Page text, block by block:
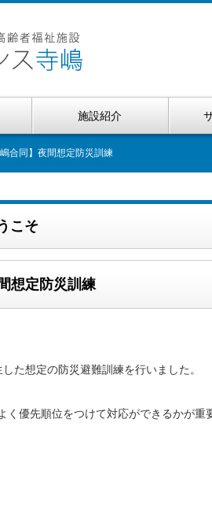
施設紹介
合同】夜間想定防災訓練
こそ
想定防災訓練
た想定の防災避難訓練を行いました。
く優先順位をつけて対応ができるかが重